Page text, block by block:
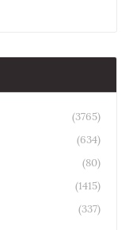
(3765)
(634)
(80)
(1415)
(337)